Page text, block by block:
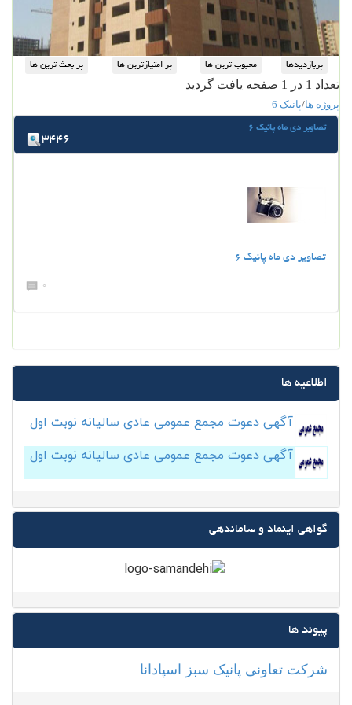
تعداد 1 در 1 صفحه یافت گردید
پروژه ها/پانیک 6
تصاوبر دی ماه پانیک 6
3446
تصاویر دی ماه پانیک 6
0
اطلاعیه ها
آگهی دعوت مجمع عمومی عادی سالیانه نوبت اول
آگهی دعوت مجمع عمومی عادی سالیانه نوبت اول
گواهی اینماد و ساماندهی
پیوند ها
شرکت تعاونی پانیک سبز اسپادانا